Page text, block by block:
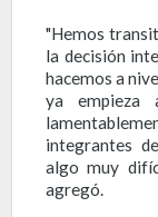
"Hemos
la decisión
hacemos a
ya empieza
integrantes
algo muy
agregó.